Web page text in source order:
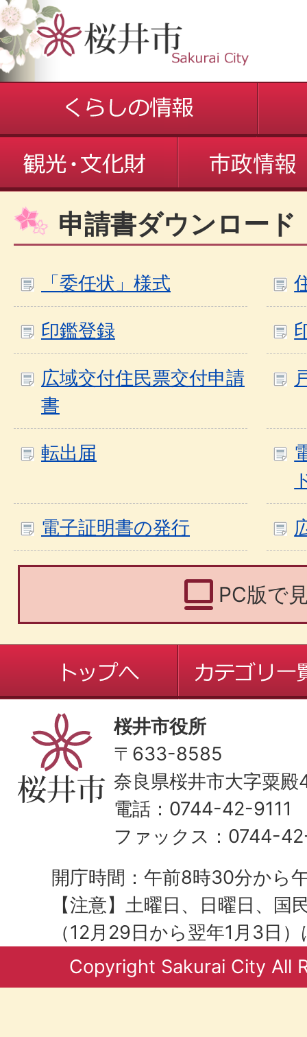
申請書ダウンロード
「委任状」様式
印鑑登録
広域交付住民票交付申請
書
転出届
電子証明書の発行
PC版で
桜井市役所
〒633-8585
奈良県桜井市大字粟
電話：0744-42-9111
ファックス：0744-
開庁時間：午前8時30分から
【注意】土曜日、日曜日、国
（12月29日から翌年1月3日
Copyright Sakurai City All